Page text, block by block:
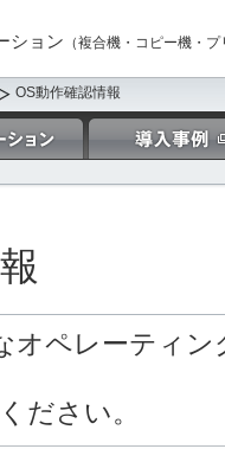
ション （複合機・コピー機・
OS動作確認情報
オペレーティ
ださい。